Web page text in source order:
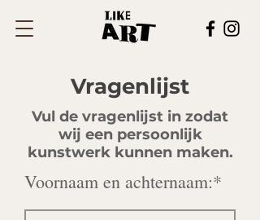
Vragenlijst
Vul de vragenlijst in zodat
wij een persoonlijk
kunstwerk kunnen maken.
Voornaam en achternaam:*